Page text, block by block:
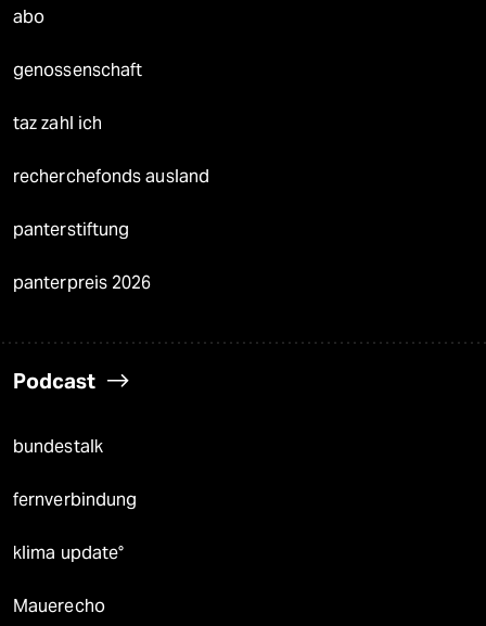
abo
genossenschaft
taz zahl ich
recherchefonds ausland
panterstiftung
panterpreis 2026
Podcast
bundestalk
fernverbindung
klima update°
Mauerecho